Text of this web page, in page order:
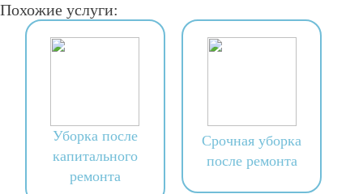
Похожие услуги:
Уборка после
капитального
ремонта
Срочная уборка
после ремонта